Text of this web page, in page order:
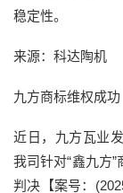
稳定性。
来源：科达陶机
九方商标维权成功
近日，九方瓦业
我司针对“鑫九方
判决【案号：